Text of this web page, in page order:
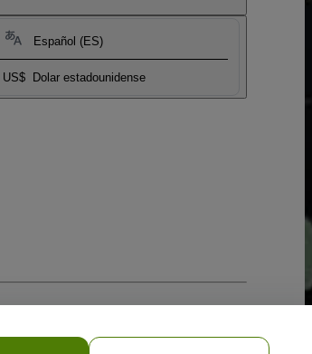
Español (ES)
US$ Dolar estadounidense
para Móviles